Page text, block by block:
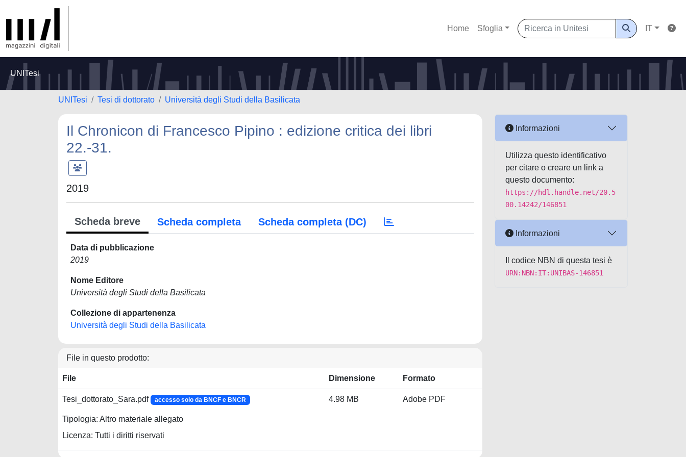
Home Sfoglia IT
UNITesi
UNITesi Tesi di dottorato Università degli Studi della Basilicata
Il Chronicon di Francesco Pipino : edizione critica dei libri
22.-31.
2019
Scheda breve Scheda completa Scheda completa (DC)
Data di pubblicazione
2019
Nome Editore
Università degli Studi della Basilicata
Collezione di appartenenza
Università degli Studi della Basilicata
File in questo prodotto:
File Dimensione Formato
Tesi_dottorato_Sara.pdf accesso solo da BNCF e BNCR
Tipologia: Altro materiale allegato
Licenza: Tutti i diritti riservati
4.98 MB Adobe PDF
Informazioni
Utilizza questo identificativo
per citare o creare un link a
questo documento:
https://hdl.handle.net/20.5
00.14242/146851
Informazioni
Il codice NBN di questa tesi è
URN:NBN:IT:UNIBAS-146851